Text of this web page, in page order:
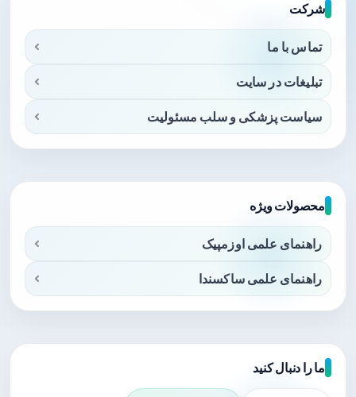
شرکت
تماس با ما
تبلیغات در سایت
سیاست پزشکی و سلب مسئولیت
محصولات ویژه
راهنمای علمی اوزمپیک
راهنمای علمی ساکسندا
ما را دنبال کنید